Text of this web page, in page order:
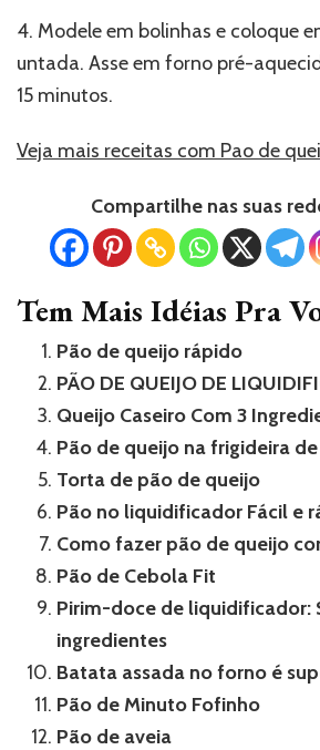
4. Modele em bolinhas e coloque
untada. Asse em forno pré-
15 minutos.
Veja mais receitas com Pao de
Compartilhe nas suas
Tem Mais Idéias Pra
Pão de queijo rápido
PÃO DE QUEIJO DE
Queijo Caseiro Com 3
Pão de queijo na frigideira
Torta de pão de queijo
Pão no liquidificador Fácil e
Como fazer pão de queijo
Pão de Cebola Fit
Pirim-doce de liquidificador:
ingredientes
Batata assada no forno é
Pão de Minuto Fofinho
Pão de aveia